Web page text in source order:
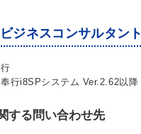
ジネスコンサルタント
行i8SPシステム Ver.2.62以降
する問い合わせ先